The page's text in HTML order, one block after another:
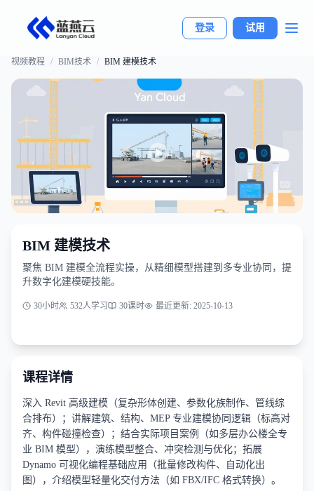
登录 试用
视频教程 / BIM技术 / BIM 建模技术
BIM 建模技术
聚焦 BIM 建模全流程实操，从精细模型搭建到多专业协同，提
升数字化建模硬技能。
30小时 532人学习 30课时 最近更新: 2025-10-13
课程详情
深入 Revit 高级建模（复杂形体创建、参数化族制作、管线综
合排布）；讲解建筑、结构、MEP 专业建模协同逻辑（标高对
齐、构件碰撞检查）；结合实际项目案例（如多层办公楼全专
业 BIM 模型），演练模型整合、冲突检测与优化；拓展
Dynamo 可视化编程基础应用（批量修改构件、自动化出
图），介绍模型轻量化交付方法（如 FBX/IFC 格式转换）。